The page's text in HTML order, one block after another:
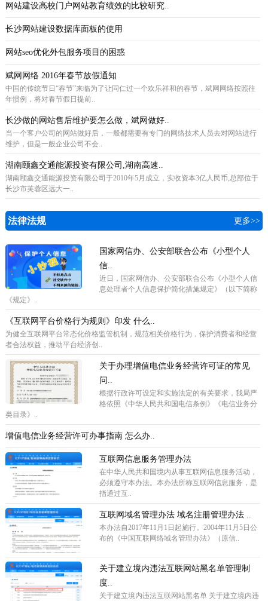
网站建设高校门户网站教育绩效的比较研究..
长沙网站建设数据库面板的使用
网站seo优化外包服务项目的困惑
斌网网络 2016年春节放假通知
中国的传统节日“春节”来临为了让同仁过一个欢乐祥和的春节，斌网网络按照往
年惯例，将对春节假日提前..
长沙做的网站售后维护要怎么做，斌网做好..
当一个客户公司的网站做好后，一般都需要有专门的网络技术人员去对网站进行
维护，但是一般企业公司不会..
湖南颐鑫交通能源投资有限公司,湖南高速..
湖南颐鑫交通能源投资有限公司于2010年5月成立，实收资本3亿人民币,总部位于
长沙市芙蓉区远大一..
法律法规 更多>>
国家网信办、公安部联合公布《小型个人
信..
近日，国家网信办、公安部联合公布《小型个人信
息处理者个人信息保护简化措施规定》（以下简称
《规定》..
《互联网平台价格行为规则》印发 什么..
为健全互联网平台常态化价格监管机制，规范相关价格行为，保护消费者和经营
者合法权益，推动平台经济创..
关于办理增值电信业务经营许可证的常见
问..
根据行政许可设定和实施法定的有关要求，我局严
格依照《中华人民共和国电信条例》《电信业务分
类目录》..
增值电信业务经营许可办事指南 怎么办..
互联网信息服务管理办法
在中华人民共和国境内从事互联网信息服务活动，
必须遵守本办法。本办法所称互联网信息服务，是
指通过互..
互联网域名管理办法 域名注册管理办法 ..
本办法自2017年11月1日起施行。2004年11月5日公
布的《中国互联网络域名管理办法》（原信..
关于建立境内违法互联网站黑名单管理制
度..
关于建立境内违法互联网站黑名单 关于建立境内违